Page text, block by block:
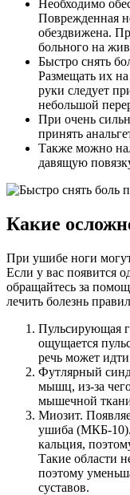
Необходимо
Поврежденная
обездвижена.
больного на
Быстро снять
Размещать их
руки следует
небольшой
При очень
принять
Также можно
давящую
Какие
При ушибе ноги
Если у вас появится
обращайтесь за
лечить болезнь
Пульсирующая
ощущается
речь может
Футлярный
мышц, из-за
мышечной
Миозит.
ушиба (МКБ-10).
кальция,
Такие области
поэтому
суставов.